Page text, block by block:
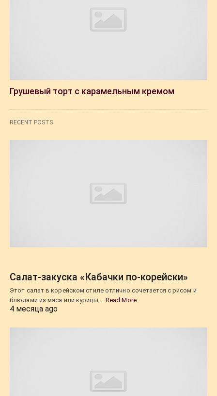
Грушевый торт с карамельным кремом
RECENT POSTS
Салат-закуска «Кабачки по-корейски»
Этот салат в корейском стиле отлично сочетается с рисом и
блюдами из мяса или курицы,… Read More
4 месяца ago